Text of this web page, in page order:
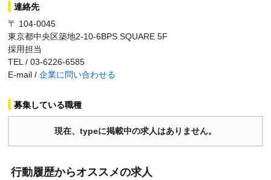
連絡先
〒 104-0045
東京都中央区築地2-10-6BPS SQUARE 5F
採用担当
TEL / 03-6226-6585
E-mail / 企業に問い合わせる
募集している職種
現在、typeに掲載中の求人はありません。
行動履歴からオススメの求人